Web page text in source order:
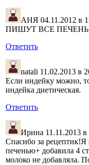
АНЯ 04.11.2012 в
ПИШУТ ВСЕ
Ответить
natali 11.02.2013 в
Если индейку можно,
индейка диетическая.
Ответить
Ирина 11.11.2013 в
Спасибо за рецептик!Я
печенью+ добавила 4
молоко не добавляла.